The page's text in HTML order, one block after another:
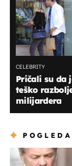
CELEBRITY
Pričali su da
teško
milijardera